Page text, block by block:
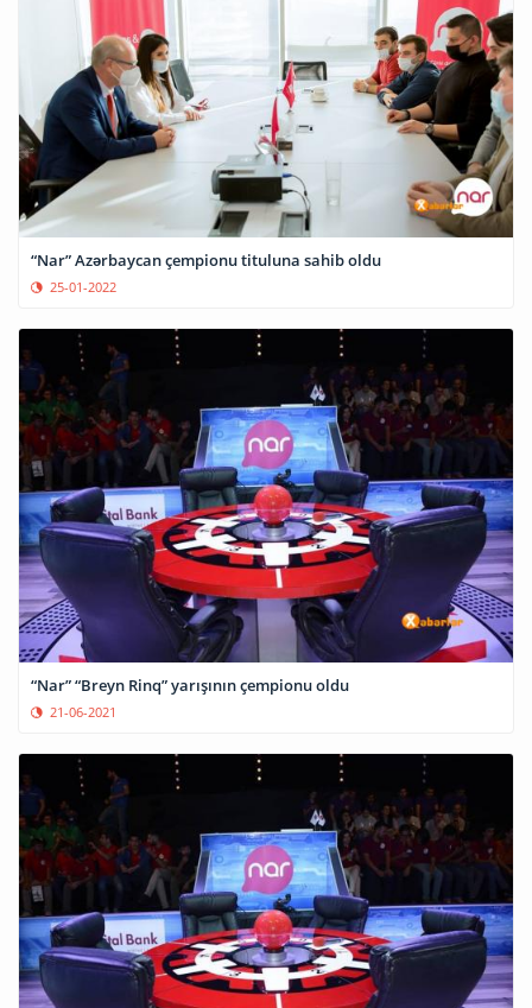
“Nar” Azərbaycan çempionu tituluna sahib oldu
25-01-2022
“Nar” “Breyn Rinq” yarışının çempionu oldu
21-06-2021